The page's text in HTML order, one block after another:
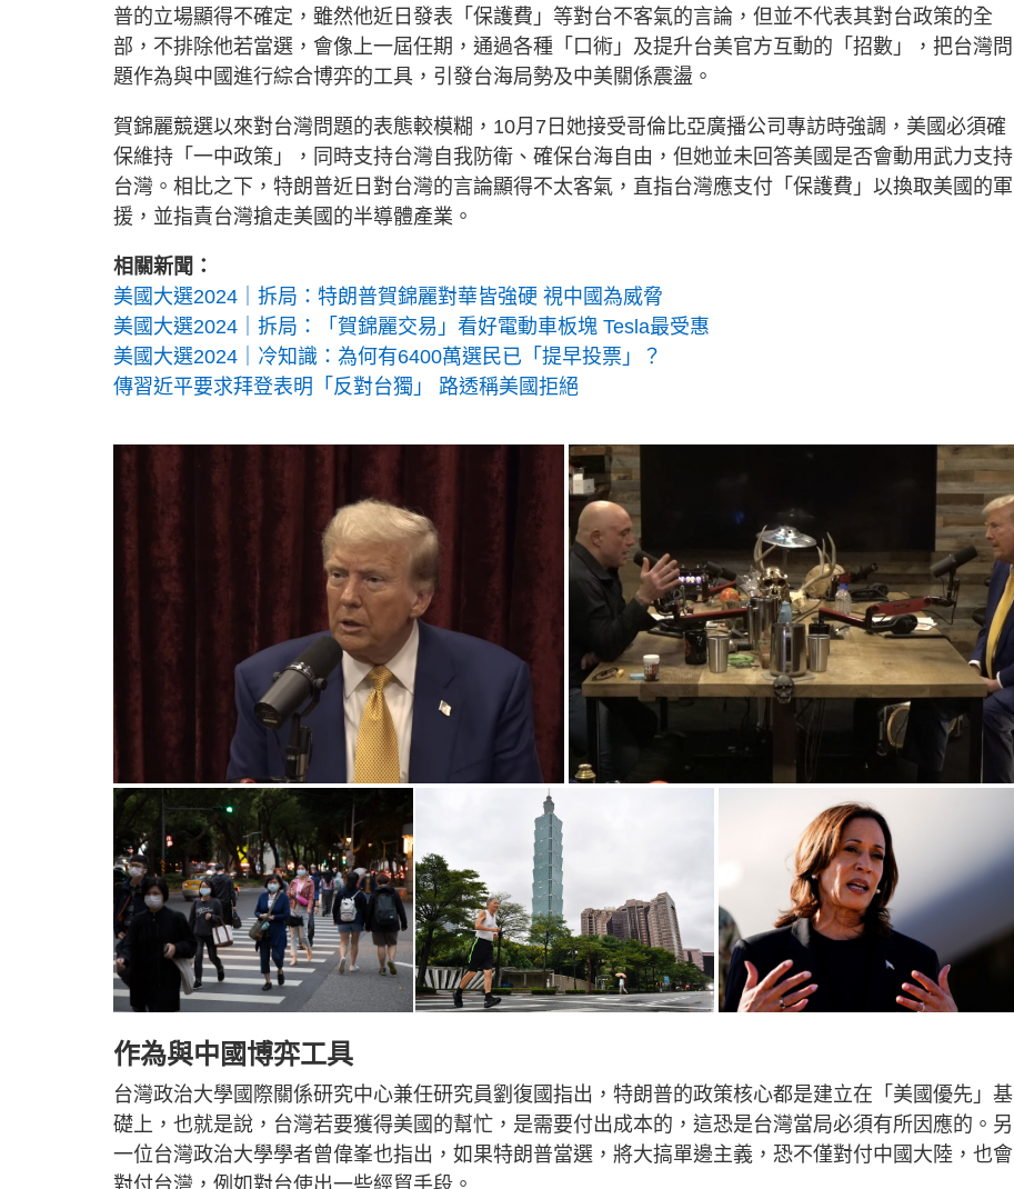
普的立場顯得不確定，雖然他近日發表「保護費」等對台不客氣的言論，但並不代表其對台政策的全
部，不排除他若當選，會像上一屆任期，通過各種「口術」及提升台美官方互動的「招數」，把台灣問
題作為與中國進行綜合博弈的工具，引發台海局勢及中美關係震盪。
賀錦麗競選以來對台灣問題的表態較模糊，10月7日她接受哥倫比亞廣播公司專訪時強調，美國必須確
保維持「一中政策」，同時支持台灣自我防衛、確保台海自由，但她並未回答美國是否會動用武力支持
台灣。相比之下，特朗普近日對台灣的言論顯得不太客氣，直指台灣應支付「保護費」以換取美國的軍
援，並指責台灣搶走美國的半導體產業。
相關新聞：
美國大選2024｜拆局：特朗普賀錦麗對華皆強硬 視中國為威脅
美國大選2024｜拆局：「賀錦麗交易」看好電動車板塊 Tesla最受惠
美國大選2024｜冷知識：為何有6400萬選民已「提早投票」？
傳習近平要求拜登表明「反對台獨」 路透稱美國拒絕
作為與中國博弈工具
台灣政治大學國際關係研究中心兼任研究員劉復國指出，特朗普的政策核心都是建立在「美國優先」基
礎上，也就是說，台灣若要獲得美國的幫忙，是需要付出成本的，這恐是台灣當局必須有所因應的。另
一位台灣政治大學學者曾偉峯也指出，如果特朗普當選，將大搞單邊主義，恐不僅對付中國大陸，也會
對付台灣，例如對台使出一些經貿手段。